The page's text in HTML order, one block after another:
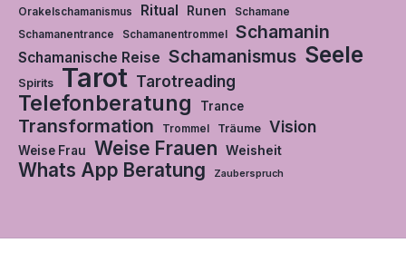
Orakelschamanismus Ritual Runen
Schamane
Schamanentrance
Schamanentrommel Schamanin
Schamanische Reise Schamanismus Seele
Spirits Tarot Tarotreading
Telefonberatung Trance
Transformation Trommel Träume Vision
Weise Frau Weise Frauen Weisheit
Whats App Beratung Zauberspruch